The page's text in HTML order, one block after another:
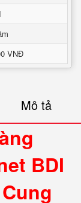
VNĐ
Mô tả
BDI